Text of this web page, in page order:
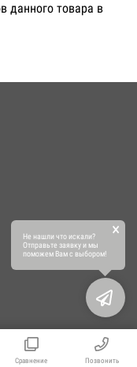
Сравнение Позвонить
данного товара в
Не нашли что искали?
Отправьте заявку и мы
поможем Вам с выбором!
×